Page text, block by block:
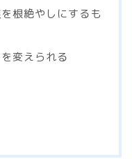
根絶やしにするも
変えられる